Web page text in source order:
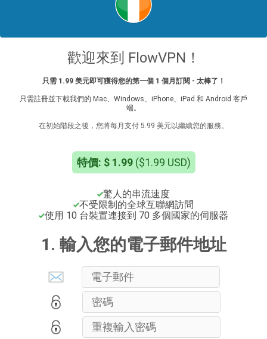
歡迎來到 FlowVPN！
只需 1.99 美元即可獲得您的第一個 1 個月訂閱 - 太棒了！
只需註冊並下載我們的 Mac、Windows、iPhone、iPad 和 Android 客戶
端。
在初始階段之後，您將每月支付 5.99 美元以繼續您的服務。
特價: $ 1.99($1.99 USD)
驚人的串流速度
不受限制的全球互聯網訪問
使用 10 台裝置連接到 70 多個國家的伺服器
1. 輸入您的電子郵件地址